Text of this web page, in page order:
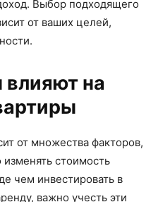
Выбор подходящего
от ваших целей,
на
от множества факторов,
стоимость
чем инвестировать в
важно учесть эти